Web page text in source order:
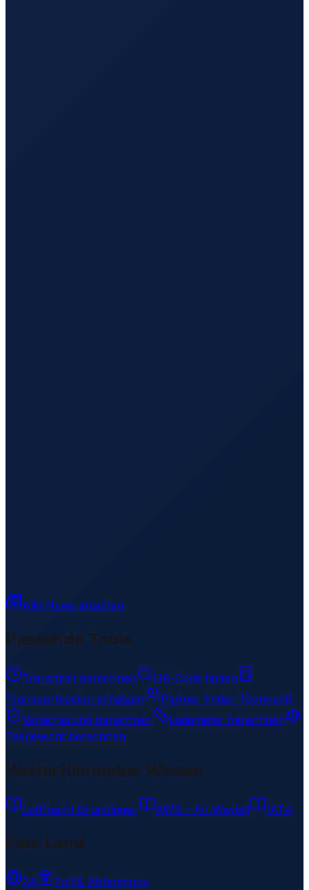
Alle News ansehen
Passende Tools
Transitzeit berechnen
HS-Code finden
Transportkosten schätzen
Partner finden (Connect)
Versicherung berechnen
Lademeter berechnen
Taxgewicht berechnen
Weiterführendes Wissen
Luftfracht Grundlagen AWB – Air Waybill IATA
Zum Land
ZA
Zoll & Abfertigung